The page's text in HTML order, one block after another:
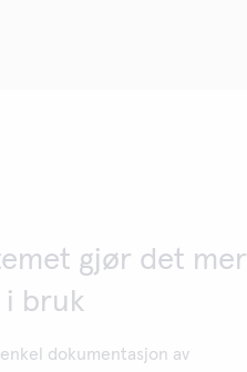
gjør det mer
i bruk
dokumentasjon av